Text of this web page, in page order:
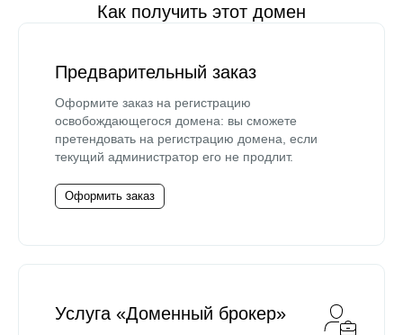
Как получить этот домен
Предварительный заказ
Оформите заказ на регистрацию
освобождающегося домена: вы сможете
претендовать на регистрацию домена, если
текущий администратор его не продлит.
Оформить заказ
Услуга «Доменный брокер»